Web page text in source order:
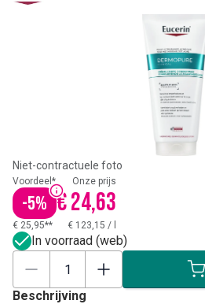
Niet-contractuele foto
Voordeel*
-5%
Onze prijs
€ 24,63
€ 25,95** € 123,15 /
In voorraad (web)
Beschrijving